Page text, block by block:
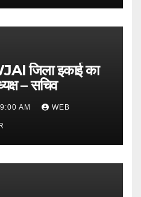
जिला इकाई का
– सचिव
AM WEB